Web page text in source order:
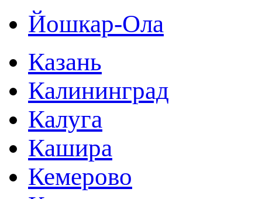
Йошкар-Ола
Казань
Калининград
Калуга
Кашира
Кемерово